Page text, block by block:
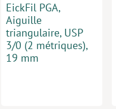
EickFil PGA,
Aiguille
triangulaire, USP
3/0 (2 métriques),
19 mm